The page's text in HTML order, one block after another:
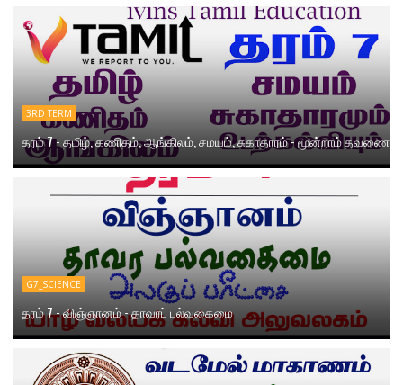
3RD TERM
தரம் 7 - தமிழ், கணிதம், ஆங்கிலம், சமயம், சுகாதாரம் - மூன்றாம் தவணை
G7_SCIENCE
தரம் 7 - விஞ்ஞானம் - தாவரப் பல்வகைமை